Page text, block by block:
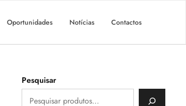
Oportunidades Notícias Contactos
Pesquisar